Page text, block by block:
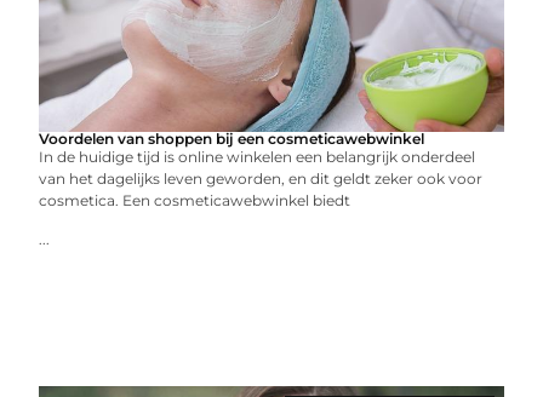
Voordelen van shoppen bij een cosmeticawebwinkel
In de huidige tijd is online winkelen een belangrijk onderdeel
van het dagelijks leven geworden, en dit geldt zeker ook voor
cosmetica. Een cosmeticawebwinkel biedt
...